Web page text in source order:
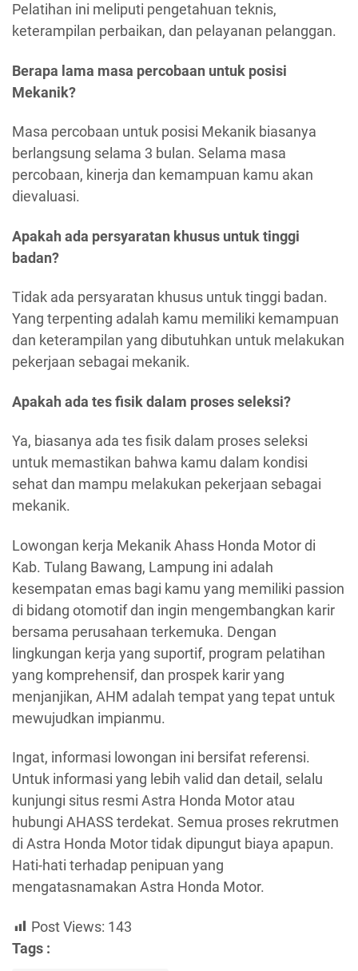
Pelatihan ini meliputi pengetahuan teknis,
keterampilan perbaikan, dan pelayanan pelanggan.
Berapa lama masa percobaan untuk posisi
Mekanik?
Masa percobaan untuk posisi Mekanik biasanya
berlangsung selama 3 bulan. Selama masa
percobaan, kinerja dan kemampuan kamu akan
dievaluasi.
Apakah ada persyaratan khusus untuk tinggi
badan?
Tidak ada persyaratan khusus untuk tinggi badan.
Yang terpenting adalah kamu memiliki kemampuan
dan keterampilan yang dibutuhkan untuk melakukan
pekerjaan sebagai mekanik.
Apakah ada tes fisik dalam proses seleksi?
Ya, biasanya ada tes fisik dalam proses seleksi
untuk memastikan bahwa kamu dalam kondisi
sehat dan mampu melakukan pekerjaan sebagai
mekanik.
Lowongan kerja Mekanik Ahass Honda Motor di
Kab. Tulang Bawang, Lampung ini adalah
kesempatan emas bagi kamu yang memiliki passion
di bidang otomotif dan ingin mengembangkan karir
bersama perusahaan terkemuka. Dengan
lingkungan kerja yang suportif, program pelatihan
yang komprehensif, dan prospek karir yang
menjanjikan, AHM adalah tempat yang tepat untuk
mewujudkan impianmu.
Ingat, informasi lowongan ini bersifat referensi.
Untuk informasi yang lebih valid dan detail, selalu
kunjungi situs resmi Astra Honda Motor atau
hubungi AHASS terdekat. Semua proses rekrutmen
di Astra Honda Motor tidak dipungut biaya apapun.
Hati-hati terhadap penipuan yang
mengatasnamakan Astra Honda Motor.
Post Views: 143
Tags :